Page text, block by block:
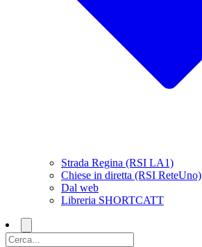
Strada Regina (RSI LA1)
Chiese in diretta (RSI ReteUno)
Dal web
Libreria SHORTCATT